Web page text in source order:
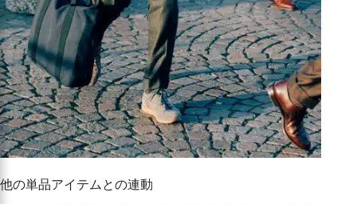
他の単品アイテムとの連動